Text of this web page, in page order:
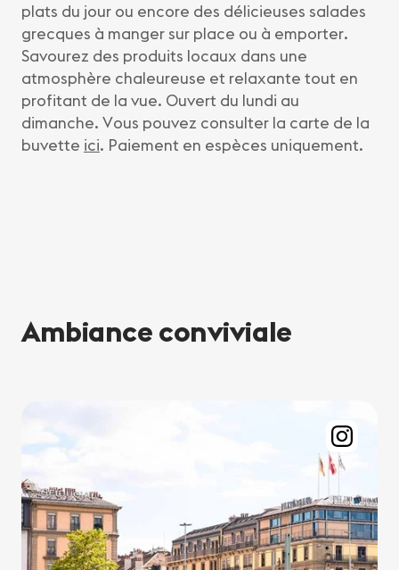
plats du jour ou encore des délicieuses salades
grecques à manger sur place ou à emporter.
Savourez des produits locaux dans une
atmosphère chaleureuse et relaxante tout en
profitant de la vue. Ouvert du lundi au
dimanche. Vous pouvez consulter la carte de la
buvette ici. Paiement en espèces uniquement.
Ambiance conviviale